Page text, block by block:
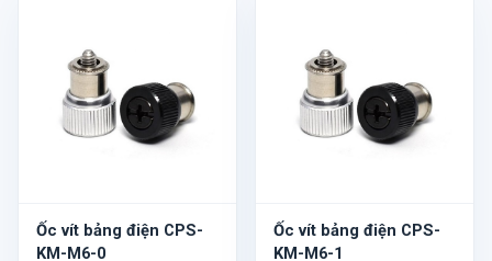
Ốc vít bảng điện CPS-
KM-M6-0
Ốc vít bảng điện CPS-
KM-M6-1